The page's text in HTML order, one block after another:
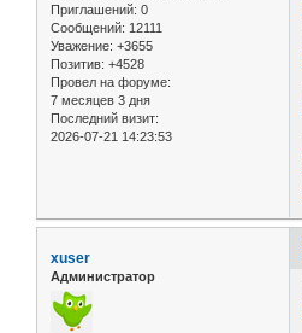
Приглашений: 0
Сообщений: 12111
Уважение: +3655
Позитив: +4528
Провел на форуме:
7 месяцев 3 дня
Последний визит:
2026-07-21 14:23:53
xuser
Администратор